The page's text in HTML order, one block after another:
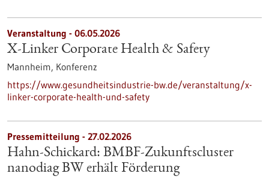
Veranstaltung - 06.05.2026
X-Linker Corporate Health & Safety
Mannheim, Konferenz
https://www.gesundheitsindustrie-bw.de/veranstaltung/x-
linker-corporate-health-und-safety
Pressemitteilung - 27.02.2026
Hahn-Schickard: BMBF-Zukunftscluster
nanodiag BW erhält Förderung